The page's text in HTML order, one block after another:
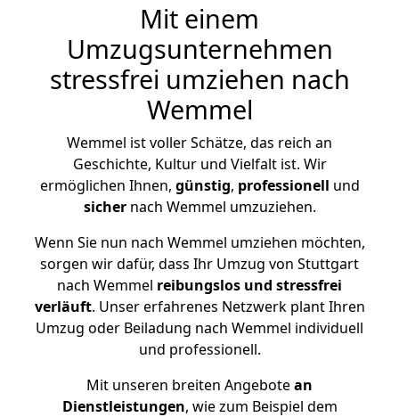
Mit einem
Umzugsunternehmen
stressfrei umziehen nach
Wemmel
Wemmel ist voller Schätze, das reich an
Geschichte, Kultur und Vielfalt ist. Wir
ermöglichen Ihnen, günstig, professionell und
sichernach Wemmel umzuziehen.
Wenn Sie nun nach Wemmel umziehen möchten,
sorgen wir dafür, dass Ihr Umzug von Stuttgart
nach Wemmel reibungslos und stressfrei
verläuft. Unser erfahrenes Netzwerk plant Ihren
Umzug oder Beiladung nach Wemmel individuell
und professionell.
Mit unseren breiten Angebotean
Dienstleistungen, wie zum Beispiel dem